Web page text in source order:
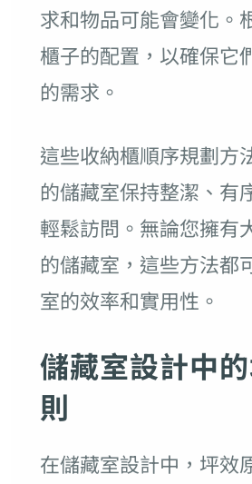
求和物品可能會變化。
櫃子的配置，以確保它
的需求。
這些收納櫃順序規劃方
的儲藏室保持整潔、有
輕鬆訪問。無論您擁有
的儲藏室，這些方法都
室的效率和實用性。
儲藏室設計中
則
在儲藏室設計中，坪效